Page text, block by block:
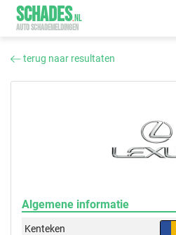
SCHADES.NL
AUTO SCHADEMELDINGEN
terug naar resultaten
Algemene informatie
Kenteken